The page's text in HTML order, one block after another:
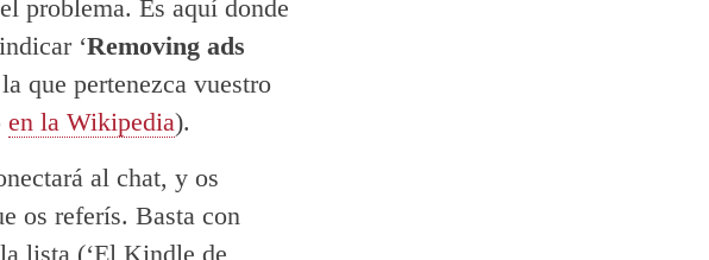
problema. Es aquí donde
‘Removing ads
que pertenezca vuestro
en la Wikipedia).
al chat, y os
os referís. Basta con
lista (‘El Kindle de